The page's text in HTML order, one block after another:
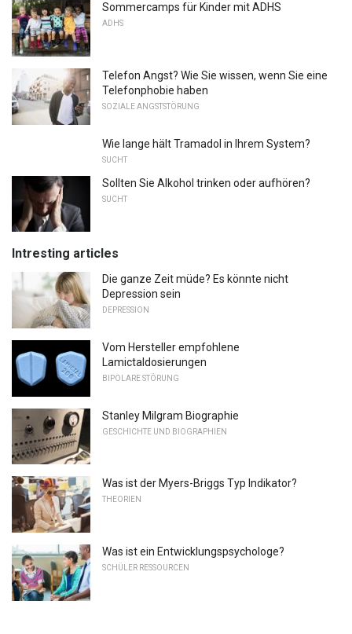
Sommercamps für Kinder mit ADHS
ADHS
Telefon Angst? Wie Sie wissen, wenn Sie eine
Telefonphobie haben
SOZIALE ANGSTSTÖRUNG
Wie lange hält Tramadol in Ihrem System?
SUCHT
Sollten Sie Alkohol trinken oder aufhören?
SUCHT
Intresting articles
Die ganze Zeit müde? Es könnte nicht
Depression sein
DEPRESSION
Vom Hersteller empfohlene
Lamictaldosierungen
BIPOLARE STÖRUNG
Stanley Milgram Biographie
GESCHICHTE UND BIOGRAPHIEN
Was ist der Myers-Briggs Typ Indikator?
THEORIEN
Was ist ein Entwicklungspsychologe?
SCHÜLER RESSOURCEN